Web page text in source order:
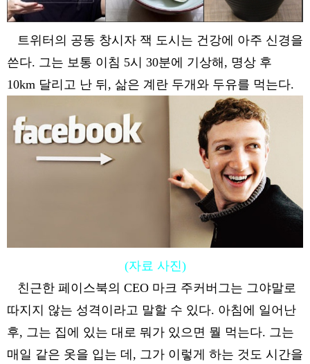
트위터의 공동 창시자 잭 도시는 건강에 아주 신경을
쓴다. 그는 보통 이침 5시 30분에 기상해, 명상 후
10km 달리고 난 뒤, 삶은 계란 두개와 두유를 먹는다.
(자료 사진)
친근한 페이스북의 CEO 마크 주커버그는 그야말로
따지지 않는 성격이라고 말할 수 있다. 아침에 일어난
후, 그는 집에 있는 대로 뭐가 있으면 뭘 먹는다. 그는
매일 같은 옷을 입는 데, 그가 이렇게 하는 것도 시간을